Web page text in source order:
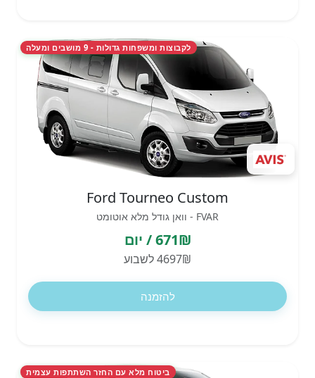
לקבוצות ומשפחות גדולות - 9 מושבים ומעלה
Ford Tourneo Custom
FVAR - וואן גודל מלא אוטומט
671₪ / יום
4697₪ לשבוע
להזמנה
ביטוח מלא עם החזר השתתפות עצמית